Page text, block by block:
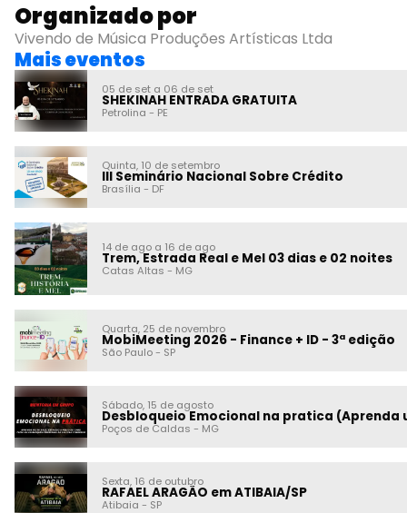
Organizado por
Vivendo de Música Produções Artísticas Ltda
Mais eventos
05 de set a 06 de set
SHEKINAH ENTRADA GRATUITA
Petrolina - PE
Quinta, 10 de setembro
III Seminário Nacional Sobre Crédito
Brasília - DF
14 de ago a 16 de ago
Trem, Estrada Real e Mel 03 dias e 02 noites
Catas Altas - MG
Quarta, 25 de novembro
MobiMeeting 2026 - Finance + ID - 3ª edição
São Paulo- SP
Sábado, 15 de agosto
Desbloqueio Emocional na pratica (Aprenda
Poços de Caldas - MG
Sexta, 16 de outubro
RAFAEL ARAGÃO em ATIBAIA/SP
Atibaia - SP